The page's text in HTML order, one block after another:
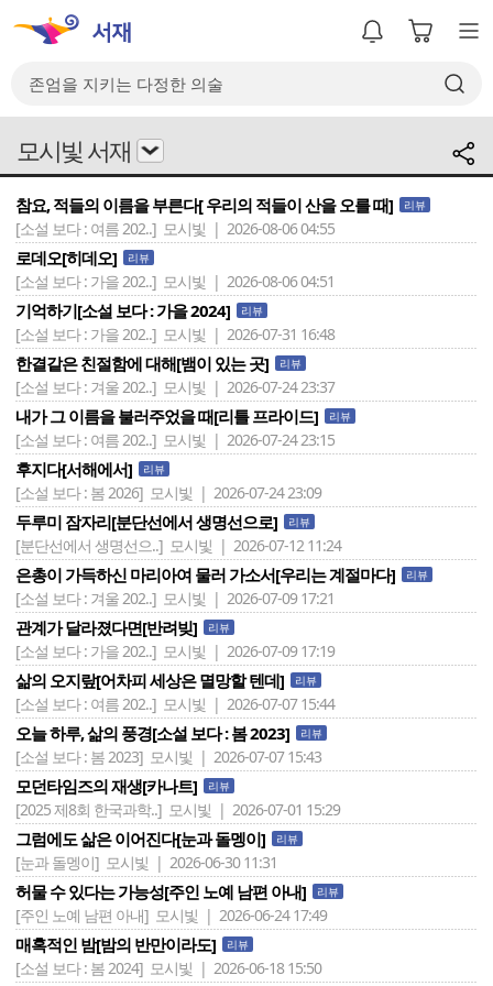
모시빛 서재
참요, 적들의 이름을 부른다[ 우리의 적들이 산을 오를 때] 리뷰
[소설 보다 : 여름 202..] 모시빛 | 2026-08-06 04:55
로데오[히데오] 리뷰
[소설 보다 : 가을 202..] 모시빛 | 2026-08-06 04:51
기억하기[소설 보다 : 가을 2024] 리뷰
[소설 보다 : 가을 202..] 모시빛 | 2026-07-31 16:48
한결같은 친절함에 대해[뱀이 있는 곳] 리뷰
[소설 보다 : 겨울 202..] 모시빛 | 2026-07-24 23:37
내가 그 이름을 불러주었을 때[리틀 프라이드] 리뷰
[소설 보다 : 여름 202..] 모시빛 | 2026-07-24 23:15
후지다[서해에서] 리뷰
[소설 보다 : 봄 2026] 모시빛 | 2026-07-24 23:09
두루미 잠자리[분단선에서 생명선으로] 리뷰
[분단선에서 생명선으..] 모시빛 | 2026-07-12 11:24
은총이 가득하신 마리아여 물러 가소서[우리는 계절마다] 리뷰
[소설 보다 : 겨울 202..] 모시빛 | 2026-07-09 17:21
관계가 달라졌다면[반려빚] 리뷰
[소설 보다 : 가을 202..] 모시빛 | 2026-07-09 17:19
삶의 오지랖[어차피 세상은 멸망할 텐데] 리뷰
[소설 보다 : 여름 202..] 모시빛 | 2026-07-07 15:44
오늘 하루, 삶의 풍경[소설 보다 : 봄 2023] 리뷰
[소설 보다 : 봄 2023] 모시빛 | 2026-07-07 15:43
모던타임즈의 재생[카나트] 리뷰
[2025 제8회 한국과학..] 모시빛 | 2026-07-01 15:29
그럼에도 삶은 이어진다[눈과 돌멩이] 리뷰
[눈과 돌멩이] 모시빛 | 2026-06-30 11:31
허물 수 있다는 가능성[주인 노예 남편 아내] 리뷰
[주인 노예 남편 아내] 모시빛 | 2026-06-24 17:49
매혹적인 밤[밤의 반만이라도] 리뷰
[소설 보다 : 봄 2024] 모시빛 | 2026-06-18 15:50